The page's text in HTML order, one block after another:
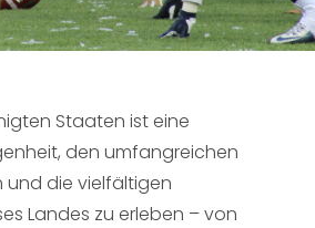
Staaten ist eine
den umfangreichen
und die vielfältigen
Landes zu erleben – von